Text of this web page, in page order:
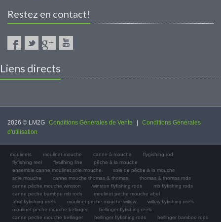
Restez en contact!
Liens directs
2026 © LM2G Conditions Générales de Vente
Conditions Générales
d'utilisation
moulinets moulinet mouche canne à mouche
flygishing rod
flyfishing reel
flysifhing line
pêche à la mouche
ensemble canne moulinet soie mouche
soie de pêche à la mouche
soie mouche
canne mouche thomas & thomas
thomas & thomas rods
canne pêche mouche winston
winston flyfishing rods
mb flyfishing rods
canne peche bambou mb rods
moulinet peche mouche abel
abel flyfishing reels
moulinet peche mouche willow
willow flyfishing reels
moulinet peche mouche bellinger
bellinger flyfishing reels
canne peche mouche bellinger
bellinger flyfishing rods
bellinger bamboo rods